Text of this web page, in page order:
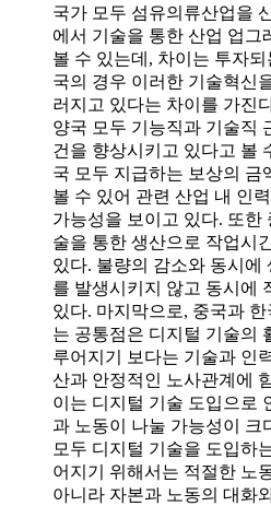
국가 모두 섬유의류산업을
에서 기술을 통한 산업 업그
볼 수 있는데, 차이는 투자
국의 경우 이러한 기술혁신
러지고 있다는 차이를 가진
양국 모두 기능직과 기술직
건을 향상시키고 있다고 볼
국 모두 지급하는 보상의 금
볼 수 있어 관련 산업 내 인
가능성을 보이고 있다. 또한
술을 통한 생산으로 작업시
있다. 불량의 감소와 동시에
를 발생시키지 않고 동시에
있다. 마지막으로, 중국과
는 공통점은 디지털 기술의
루어지기 보다는 기술과 인
산과 안정적인 노사관계에
이는 디지털 기술 도입으로
과 노동이 나눌 가능성이 크
모두 디지털 기술을 도입하
어지기 위해서는 적절한 노
아니라 자본과 노동의 대화